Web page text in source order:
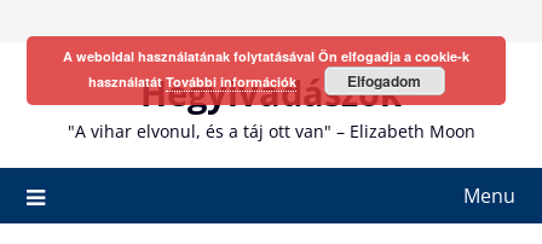
Hegyivadászok
"A vihar elvonul, és a táj ott van" – Elizabeth Moon
Menu
A weboldal használatának folytatásával Ön elfogadja a cookie-k
használatátTovábbi információk Elfogadom